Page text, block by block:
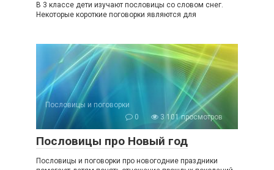
В 3 классе дети изучают пословицы со словом снег.
Некоторые короткие поговорки являются для
Пословицы и поговорки
0
3 101 просмотров
Пословицы про Новый год
Пословицы и поговорки про новогодние праздники